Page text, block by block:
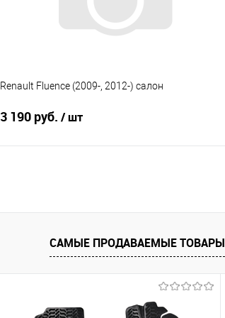
Renault Fluence (2009-, 2012-) салон
3 190 руб. / шт
Купить в 1 клик
Сравнение
В избранное
Под заказ
САМЫЕ ПРОДАВАЕМЫЕ ТОВАРЫ